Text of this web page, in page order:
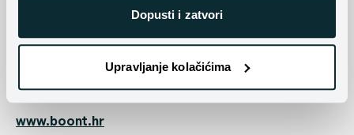
Dopusti i zatvori
Upravljanje kolačićima
Kako mogu ugovoriti autoosiguranje?
Vrlo jednostavno – Boont auto osiguranje je moguće
ugovoriti na ovoj poveznici:
www.boont.hr